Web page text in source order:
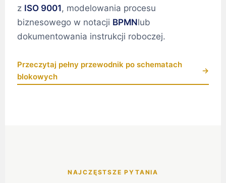
z ISO 9001, modelowania procesu
biznesowego w notacji BPMNlub
dokumentowania instrukcji roboczej.
Przeczytaj pełny przewodnik po schematach
blokowych
→
NAJCZĘSTSZE PYTANIA